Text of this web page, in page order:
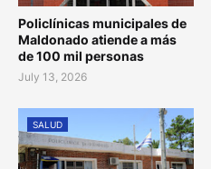
Policlínicas municipales de
Maldonado atiende a más
de 100 mil personas
July 13, 2026
SALUD